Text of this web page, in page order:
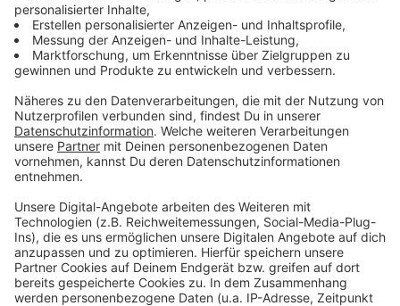
Anzeige
©jbphotographylt | AdobeStock_116011327
Weltbienentag: Insektenhotel
Anzeige
Mit einem Insektenhotel schafft ihr Nistmöglichkeiten
fürWildbienen.
Premium Bienenhotel mit Metalldach:hier
klicken*.